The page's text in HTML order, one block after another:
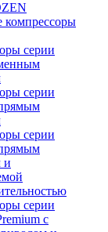
компрессоры
серии
серии
серии
и
серии
с